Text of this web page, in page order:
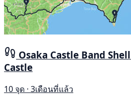
Osaka Castle Band
Castle
10 จุด · 3เดือนที่แล้ว